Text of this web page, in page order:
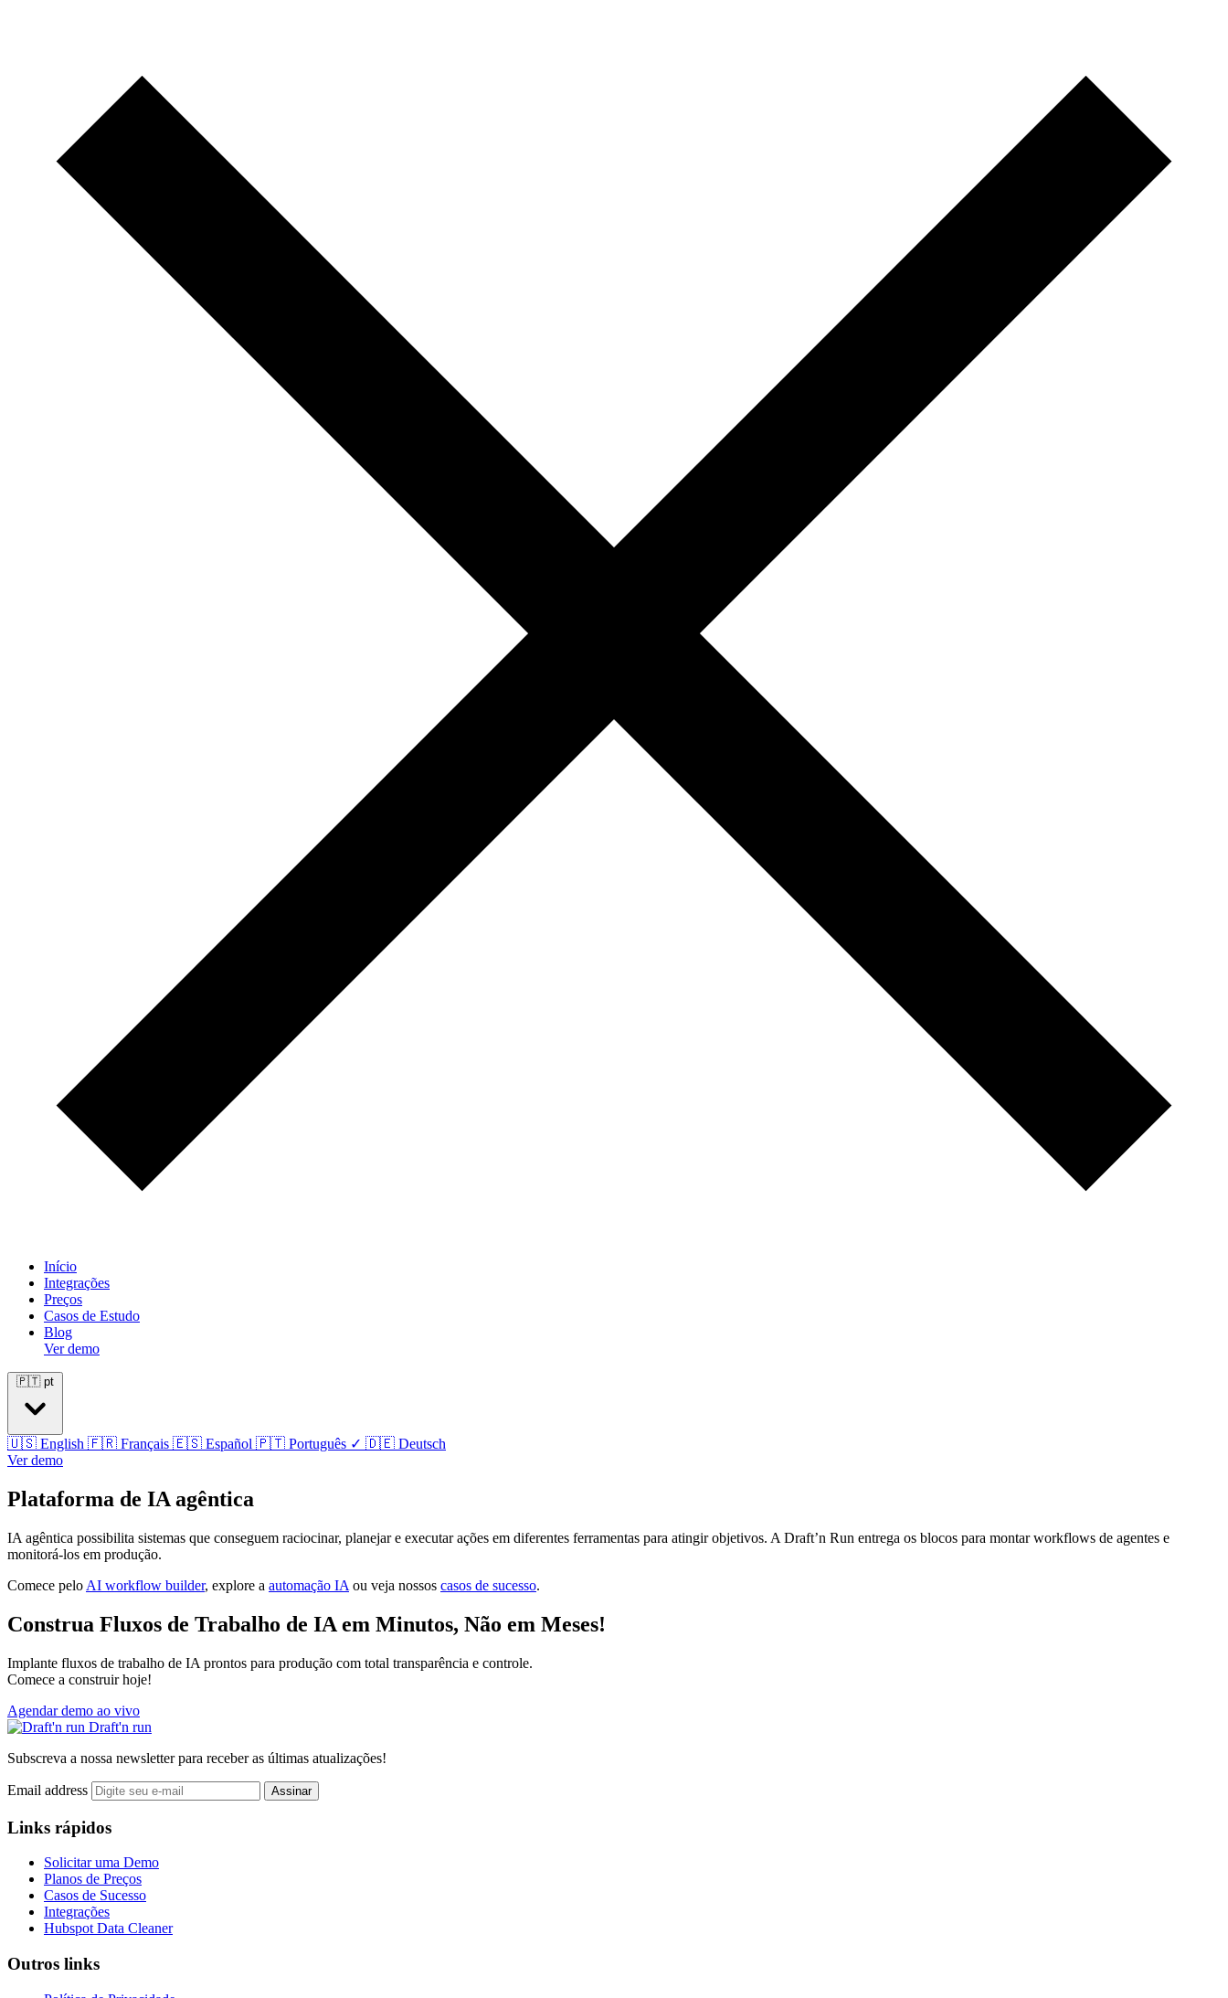
Início
Integrações
Preços
Casos de Estudo
Blog
Ver demo
🇵🇹 pt
🇺🇸 English 🇫🇷 Français 🇪🇸 Español 🇵🇹 Português ✓ 🇩🇪 Deutsch
Ver demo
Plataforma de IA agêntica
IA agêntica possibilita sistemas que conseguem raciocinar, planejar e executar ações em diferentes ferramentas para atingir objetivos. A Draft’n Run entrega os blocos para montar workflows de agentes e
monitorá-los em produção.
Comece pelo AI workflow builder, explore a automação IA ou veja nossos casos de sucesso.
Construa Fluxos de Trabalho de IA em Minutos, Não em Meses!
Implante fluxos de trabalho de IA prontos para produção com total transparência e controle.
Comece a construir hoje!
Agendar demo ao vivo
Draft'n run
Subscreva a nossa newsletter para receber as últimas atualizações!
Email address Assinar
Links rápidos
Solicitar uma Demo
Planos de Preços
Casos de Sucesso
Integrações
Hubspot Data Cleaner
Outros links